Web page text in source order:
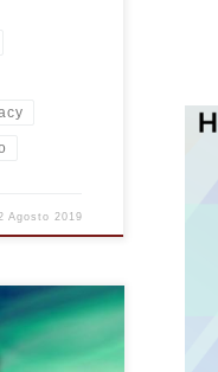
Agosto 2019
per